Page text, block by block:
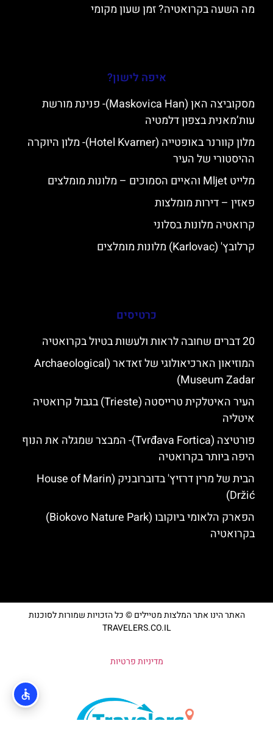
מה השעה בקרואטיה? זמן שעון מקומי
איפה לישון?
מסקוביצה האן (Maskovica Han)- פנינת מורשת
עות’מאנית בצפון דלמטיה
מלון קוורנר באופטייה (Hotel Kvarner)- מלון היוקרה
ההיסטורי של העיר
מלייט Mljet והאיים הסמוכים – מלונות מומלצים
פאזין – דירות מומלצות
קרואטיה מלונות בסלוני
קרלובץ' (Karlovac) מלונות מומלצים
כרטיסים
20 דברים שחובה לראות ולעשות בטיול בקרואטיה
המוזיאון הארכיאולוגי של זאדאר (Archaeological
Museum Zadar)
העיר האיטלקית טרייסטה (Trieste) בגבול קרואטיה
איטליה
פורטיצה (Tvrđava Fortica)- המבצר שמגלה את הנוף
היפה ביותר בקרואטיה
הבית של מרין דרזיץ' בדוברובניק (House of Marin
Držić)
הפארק הלאומי ביוקובו (Biokovo Nature Park)
בקרואטיה
האתר הינו אתר המלצות מטיילים © כל הזכויות שמורות לסוכנות
TRAVELERS.CO.IL
מדיניות פרטיות